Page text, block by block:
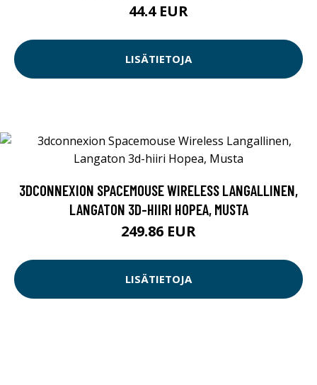
44.4 EUR
LISÄTIETOJA
3DCONNEXION SPACEMOUSE WIRELESS LANGALLINEN,
LANGATON 3D-HIIRI HOPEA, MUSTA
249.86 EUR
LISÄTIETOJA